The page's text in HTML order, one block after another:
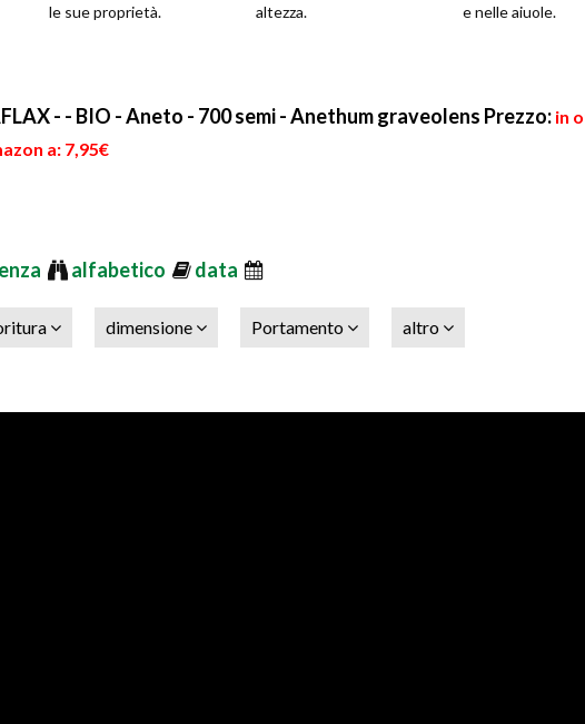
le sue proprietà.
altezza.
e nelle aiuole.
- - BIO - Aneto - 700 semi - Anethum graveolens Prezzo: in
a: 7,95€
alfabetico data
dimensione Portamento altro